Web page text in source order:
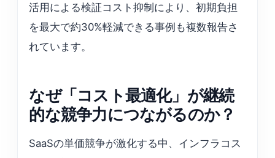
活用による検証コスト抑制により、初期負担
を最大で約30%軽減できる事例も複数報告さ
れています。
なぜ「コスト最適化」が継続
的な競争力につながるのか？
SaaSの単価競争が激化する中、インフラコス